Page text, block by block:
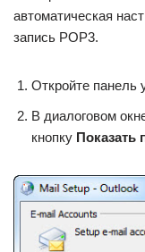
автоматическая
запись POP3.
Откройте панель
В диалоговом
кнопку Показать